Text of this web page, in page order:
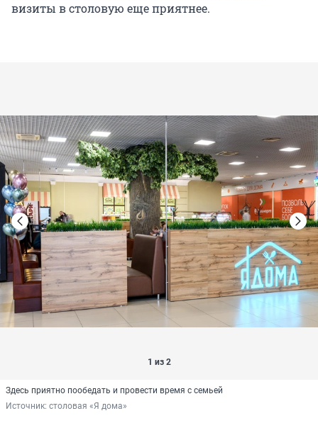
визиты в столовую еще приятнее.
1 из 2
Здесь приятно пообедать и провести время с семьей
Источник: столовая «Я дома»